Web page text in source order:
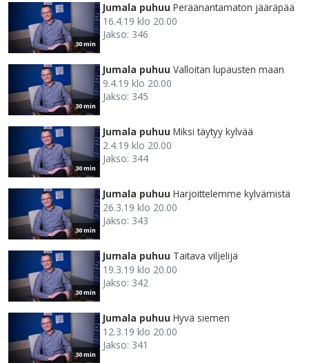
30 min
Jumala puhuu Peräänantamaton jääräpää
16.4.19 klo 20.00
Jakso: 346
30 min
Jumala puhuu Valloitan lupausten maan
9.4.19 klo 20.00
Jakso: 345
30 min
Jumala puhuu Miksi täytyy kylvää
2.4.19 klo 20.00
Jakso: 344
30 min
Jumala puhuu Harjoittelemme kylvämistä
26.3.19 klo 20.00
Jakso: 343
30 min
Jumala puhuu Taitava viljelijä
19.3.19 klo 20.00
Jakso: 342
30 min
Jumala puhuu Hyvä siemen
12.3.19 klo 20.00
Jakso: 341